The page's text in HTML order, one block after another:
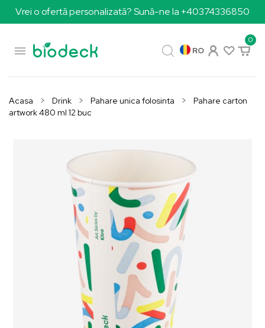
Vrei o ofertă personalizată? Sună-ne la +40374336850

0
RO
Acasa Drink Pahare unica folosinta
Pahare carton
artwork 480 ml 12 buc